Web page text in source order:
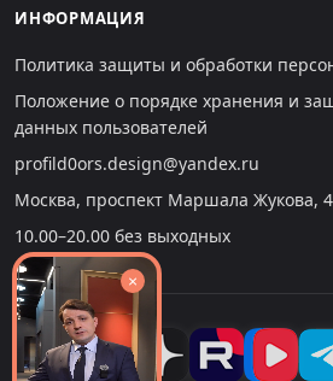
ИНФОРМАЦИЯ
Политика защиты и обработки
Положение о порядке хранения и
данных пользователей
profild0ors.design@yandex.ru
Москва, проспект Маршала Жукова,
10.00–20.00 без выходных
×